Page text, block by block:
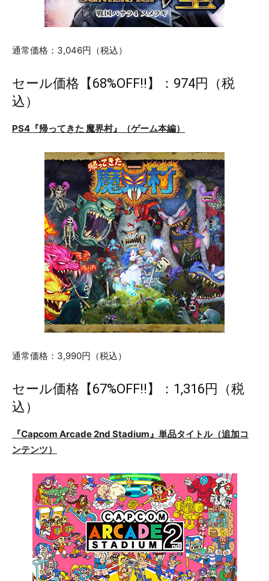
通常価格：3,046円（税込）
セール価格【68%OFF!!】：974円（税
込）
PS4『帰ってきた 魔界村』（ゲーム本編）
通常価格：3,990円（税込）
セール価格【67%OFF!!】：1,316円（税
込）
『Capcom Arcade 2nd Stadium』単品タイトル（追加コ
ンテンツ）